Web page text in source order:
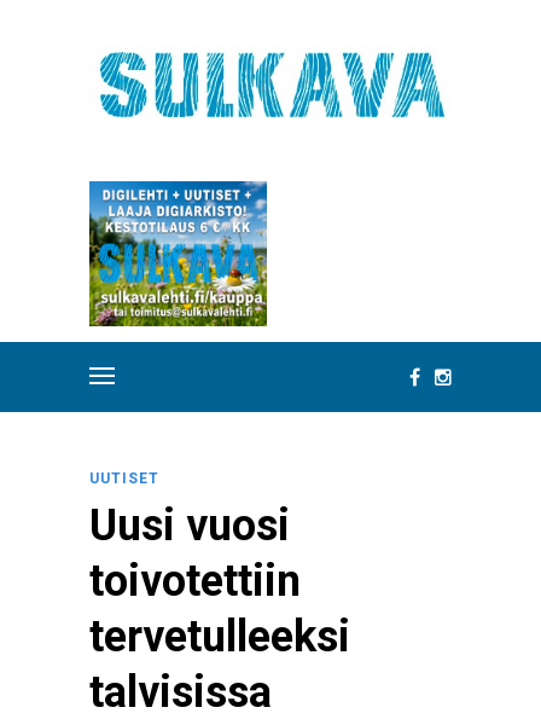
UUTISET
Uusi vuosi
toivotettiin
tervetulleeksi
talvisissa